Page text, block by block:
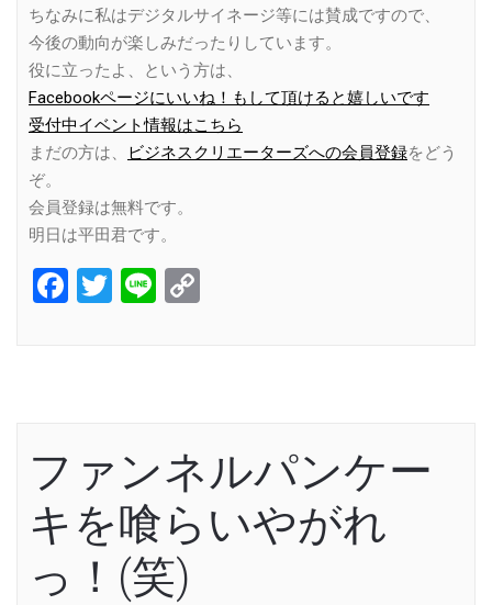
ちなみに私はデジタルサイネージ等には賛成ですので、
今後の動向が楽しみだったりしています。
役に立ったよ、という方は、
Facebookページにいいね！もして頂けると嬉しいです
受付中イベント情報はこちら
まだの方は、
ビジネスクリエーターズへの会員登録をどう
ぞ。
会員登録は無料です。
明日は平田君です。
Facebook
Twitter
Line
ファンネルパンケー
キを喰らいやがれ
っ！(笑)